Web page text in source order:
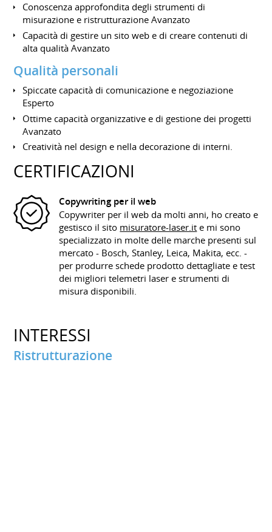
Conoscenza approfondita degli strumenti di
misurazione e ristrutturazione Avanzato
Capacità di gestire un sito web e di creare contenuti di
alta qualità Avanzato
Qualità personali
Spiccate capacità di comunicazione e negoziazione
Esperto
Ottime capacità organizzative e di gestione dei progetti
Avanzato
Creatività nel design e nella decorazione di interni.
CERTIFICAZIONI
Copywriting per il web
Copywriter per il web da molti anni, ho creato e
gestisco il sito misuratore-laser.it e mi sono
specializzato in molte delle marche presenti sul
mercato - Bosch, Stanley, Leica, Makita, ecc. -
per produrre schede prodotto dettagliate e test
dei migliori telemetri laser e strumenti di
misura disponibili.
INTERESSI
Ristrutturazione